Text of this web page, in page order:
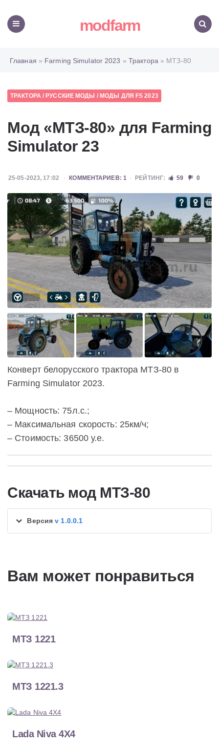
modfarm
Главная » Farming Simulator 2023 » Трактора » МТЗ-80
ТРАКТОРА/ РУССКИЕ МОДЫ / МОДЫ ДЛЯ FS 2023
Мод «МТЗ-80» для Farming
Simulator 23
25-05-2023, 17:02 КОММЕНТАРИЕВ: 1 РЕЙТИНГ: 59 0
Конверт белорусского трактора МТЗ-80 в
Farming Simulator 2023.
– Мощность: 75л.с.;
– Максимальная скорость: 25км/ч;
– Стоимость: 36500 у.е.
Скачать мод МТЗ-80
Версияv 1.0.0.1
Вам может понравиться
МТЗ 1221
МТЗ 1221.3
Lada Niva 4X4